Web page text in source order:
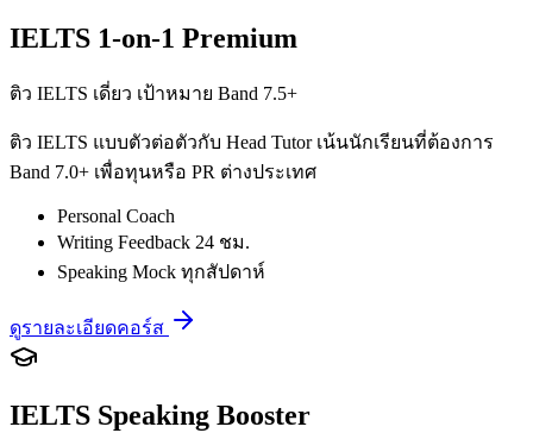
IELTS 1-on-1 Premium
ติว IELTS เดี่ยว เป้าหมาย Band 7.5+
ติว IELTS แบบตัวต่อตัวกับ Head Tutor เน้นนักเรียนที่ต้องการ
Band 7.0+ เพื่อทุนหรือ PR ต่างประเทศ
Personal Coach
Writing Feedback 24 ชม.
Speaking Mock ทุกสัปดาห์
ดูรายละเอียดคอร์ส
IELTS Speaking Booster